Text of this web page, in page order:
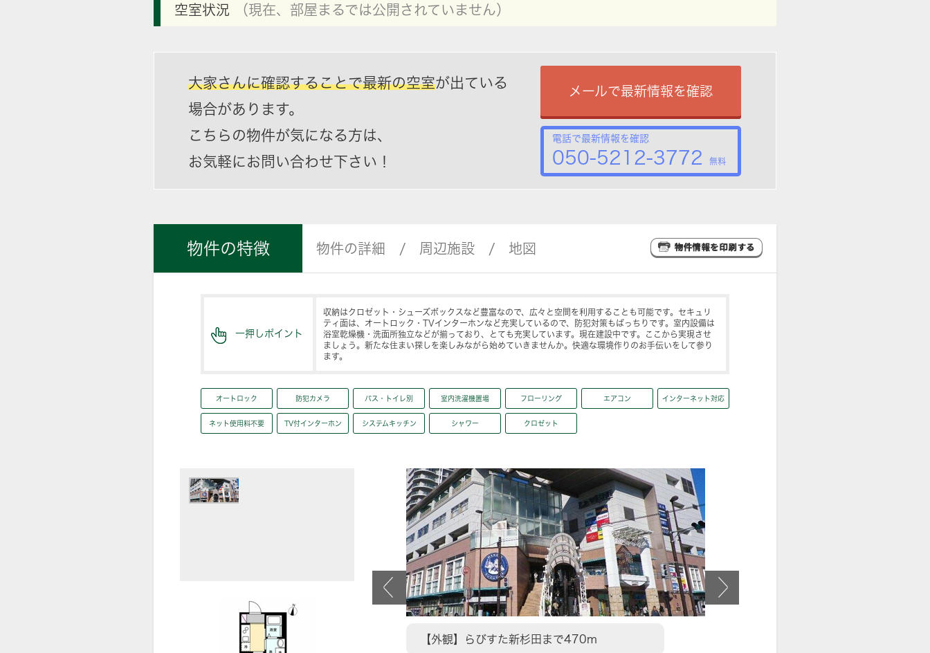
空室状況 （現在、部屋まるでは公開されていません）
大家さんに確認することで最新の空室が出ている
場合があります。
こちらの物件が気になる方は、
お気軽にお問い合わせ下さい！
メールで最新情報を確認
電話で最新情報を確認
050-5212-3772 無料
物件の特徴 物件の詳細 周辺施設 地図
一押しポイント
収納はクロゼット・シューズボックスなど豊富なので、広々と空間を利用することも可能です。セキュリ
ティ面は、オートロック・TVインターホンなど充実しているので、防犯対策もばっちりです。室内設備は
浴室乾燥機・洗面所独立などが揃っており、とても充実しています。現在建設中です。ここから実現させ
ましょう。新たな住まい探しを楽しみながら始めていきませんか。快適な環境作りのお手伝いをして参り
ます。
オートロック 防犯カメラ バス・トイレ別 室内洗濯機置場 フローリング エアコン インターネット対応
ネット使用料不要 TV付インターホン システムキッチン シャワー クロゼット
【外観】らびすた新杉田まで470m 【外観】らびすた新杉田まで470m